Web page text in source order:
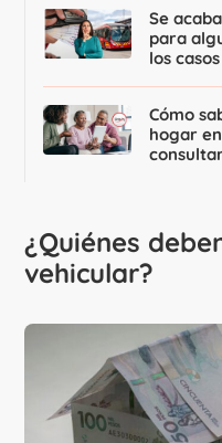
Se
para
los
Cómo
hogar
¿Quiénes
vehicular?